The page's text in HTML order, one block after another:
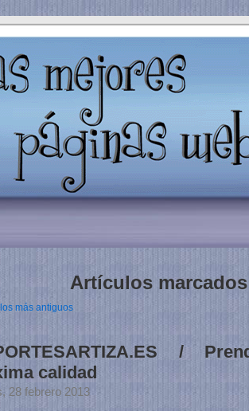
Artículos marcados
más antiguos
/
calidad
28 febrero 2013